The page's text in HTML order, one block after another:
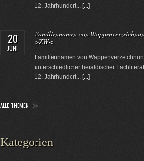
12. Jahrhundert... [...]
20
JUNI
Familiennamen von
>ZW<
Familiennamen von
unterschiedlicher heraldischer
12. Jahrhundert... [...]
ALLE THEMEN
Kategorien